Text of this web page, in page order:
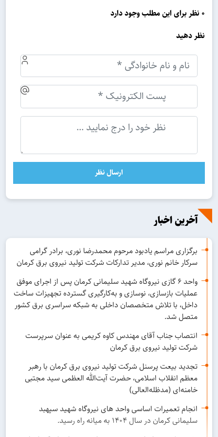
0 نظر برای این مطلب وجود دارد
نظر دهید
ارسال نظر
آخرین اخبار
برگزاری مراسم یادبود مرحوم محمدرضا نوری، برادر گرامی
سرکار خانم نوری، مدیر تدارکات شرکت تولید نیروی برق کرمان
واحد ۶ گازی نیروگاه شهید سلیمانی کرمان پس از اجرای موفق
عملیات بازسازی، نوسازی و به‌کارگیری گسترده تجهیزات ساخت
داخل، با تلاش متخصصان داخلی به شبکه سراسری برق کشور
متصل شد.
انتصاب جناب آقای مهندس کاوه کریمی به عنوان سرپرست
شرکت تولید نیروی برق کرمان
تجدید بیعت پرسنل شرکت تولید نیروی برق کرمان با رهبر
معظم انقلاب اسلامی، حضرت آیت‌الله العظمی سید مجتبی
خامنه‌ای (مدظله‌العالی)
انجام تعمیرات اساسی واحد های نیروگاه شهید سپهبد
سلیمانی کرمان در سال ۱۴۰۴ به میانه راه رسید.